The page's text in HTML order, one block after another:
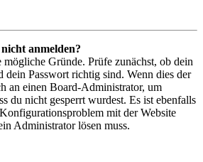
anmelden?
Gründe. Prüfe zunächst, ob dein
dein Passwort richtig sind. Wenn dies der
an einen Board-Administrator, um
du nicht gesperrt wurdest. Es ist ebenfalls
mit der Website
Administrator lösen muss.